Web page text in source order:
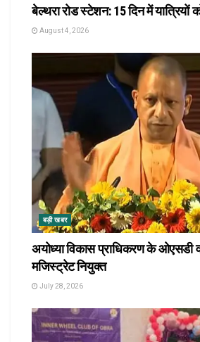
बेल्थरा रोड स्टेशन: 15 दिन में यात्रियों
August 4, 2026
बड़ी खबर
अयोध्या विकास प्राधिकरण के ओएसडी
मजिस्ट्रेट नियुक्त
July 28, 2026